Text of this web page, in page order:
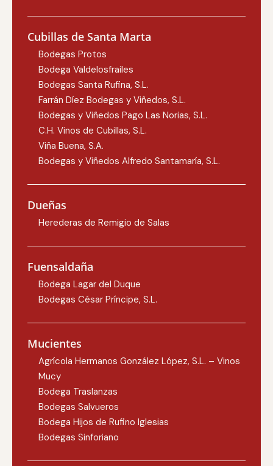
Cubillas de Santa Marta
Bodegas Protos
Bodega Valdelosfrailes
Bodegas Santa Rufina, S.L.
Farrán Díez Bodegas y Viñedos, S.L.
Bodegas y Viñedos Pago Las Norias, S.L.
C.H. Vinos de Cubillas, S.L.
Viña Buena, S.A.
Bodegas y Viñedos Alfredo Santamaría, S.L.
Dueñas
Herederas de Remigio de Salas
Fuensaldaña
Bodega Lagar del Duque
Bodegas César Príncipe, S.L.
Mucientes
Agrícola Hermanos González López, S.L. – Vinos
Mucy
Bodega Traslanzas
Bodegas Salvueros
Bodega Hijos de Rufino Iglesias
Bodegas Sinforiano